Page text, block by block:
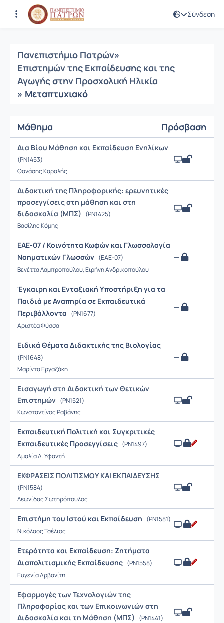
Σύνδεση
Μαθήματα
Πανεπιστήμιο Πατρών»
Επιστημών της Εκπαίδευσης και της
Αγωγής στην Προσχολική Ηλικία
» Μεταπτυχιακό
Μάθημα Πρόσβαση
Δια Βίου Μάθηση και Εκπαίδευση Ενηλίκων
(PN1453)
Θανάσης Καραλής
Διδακτική της Πληροφορικής: ερευνητικές
προσεγγίσεις στη μάθηση και στη
διδασκαλία (ΜΠΣ) (PN1425)
Βασίλης Κόμης
ΕΑΕ-07 / Κοινότητα Κωφών και Γλωσσολογία
Νοηματικών Γλωσσών (ΕΑΕ-07)
Βενέττα Λαμπροπούλου, Ειρήνη Ανδρικοπούλου
—
Έγκαιρη και Ενταξιακή Υποστήριξη για τα
Παιδιά με Αναπηρία σε Εκπαιδευτικά
Περιβάλλοντα (PN1677)
Αριστέα Φύσσα
—
Ειδικά Θέματα Διδακτικής της Βιολογίας
(PN1648)
Μαρίντα Εργαζάκη
—
Εισαγωγή στη Διδακτική των Θετικών
Επιστημών (PN1521)
Κωνσταντίνος Ραβάνης
Εκπαιδευτική Πολιτική και Συγκριτικές
Εκπαιδευτικές Προσεγγίσεις (PN1497)
Αμαλία Α. Υφαντή
ΕΚΦΡΑΣΕΙΣ ΠΟΛΙΤΙΣΜΟΥ ΚΑΙ ΕΚΠΑΙΔΕΥΣΗΣ
(PN1584)
Λεωνίδας Σωτηρόπουλος
Επιστήμη του Ιστού και Εκπαίδευση (PN1581)
Νικόλαος Τσέλιος
Ετερότητα και Εκπαίδευση: Ζητήματα
Διαπολιτισμικής Εκπαίδευσης (PN1558)
Ευγενία Αρβανίτη
Εφαρμογές των Τεχνολογιών της
Πληροφορίας και των Επικοινωνιών στη
Διδασκαλία και τη Μάθηση (ΜΠΣ) (PN1441)